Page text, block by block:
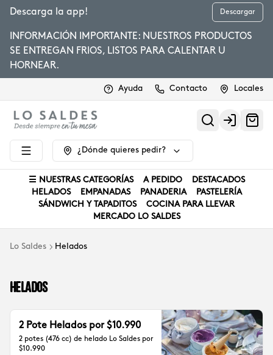
Descarga la app! Descargar
INFORMACIÓN IMPORTANTE: NUESTROS PRODUCTOS
SE ENTREGAN FRIOS, LISTOS PARA CALENTAR U
HORNEAR.
Ayuda Contacto Locales
Login
¿Dónde quieres pedir?
☰ NUESTRAS CATEGORÍAS A PEDIDO
DESTACADOS
HELADOS
EMPANADAS PANADERIA
PASTELERÍA
SÁNDWICH Y TAPADITOS
COCINA PARA LLEVAR
MERCADO LO SALDES
Lo Saldes Helados
Helados
2 Pote Helados por $10.990
2 potes (476 cc) de helado Lo Saldes por
$10.990